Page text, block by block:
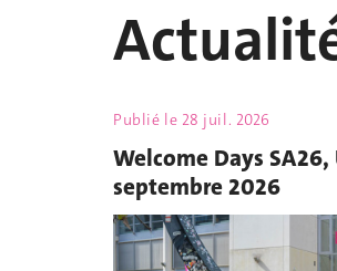
Publié le 28 juil. 2026
Welcome Days SA26,
septembre 2026